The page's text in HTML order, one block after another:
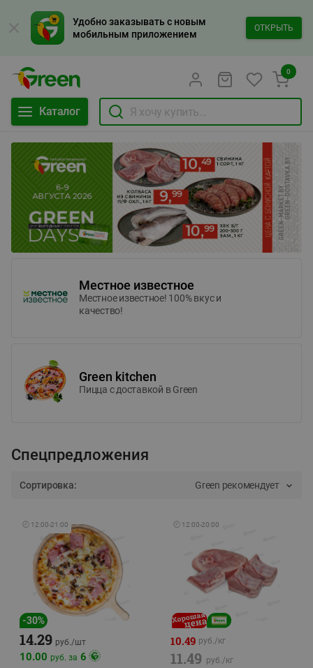
Удобно заказывать с новым
мобильным приложением
ОТКРЫТЬ
Каталог
0
Местное известное
Местное известное! 100% вкус и
качество!
Green kitchen
Пицца c доставкой в Green
Спецпредложения
Сортировка: Green рекомендует
🕘 12:00-21:00
-30%
14.29 руб./шт
10.00 руб. за 6
🕘 12:00-20:00
10.49 руб./кг
11.49 руб./кг